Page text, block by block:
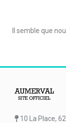
Il semble que
10 La Place,